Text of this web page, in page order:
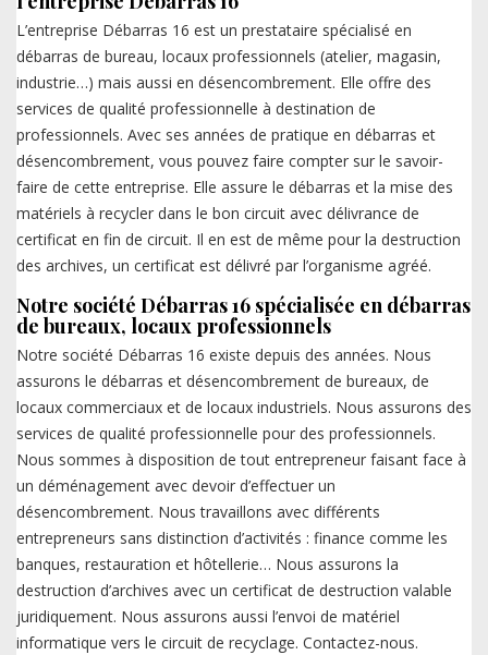
L’entreprise Débarras 16 est un prestataire spécialisé en
débarras de bureau, locaux professionnels (atelier, magasin,
industrie…) mais aussi en désencombrement. Elle offre des
services de qualité professionnelle à destination de
professionnels. Avec ses années de pratique en débarras et
désencombrement, vous pouvez faire compter sur le savoir-
faire de cette entreprise. Elle assure le débarras et la mise des
matériels à recycler dans le bon circuit avec délivrance de
certificat en fin de circuit. Il en est de même pour la destruction
des archives, un certificat est délivré par l’organisme agréé.
Notre société Débarras 16 spécialisée en débarras
de bureaux, locaux professionnels
Notre société Débarras 16 existe depuis des années. Nous
assurons le débarras et désencombrement de bureaux, de
locaux commerciaux et de locaux industriels. Nous assurons des
services de qualité professionnelle pour des professionnels.
Nous sommes à disposition de tout entrepreneur faisant face à
un déménagement avec devoir d’effectuer un
désencombrement. Nous travaillons avec différents
entrepreneurs sans distinction d’activités : finance comme les
banques, restauration et hôtellerie… Nous assurons la
destruction d’archives avec un certificat de destruction valable
juridiquement. Nous assurons aussi l’envoi de matériel
informatique vers le circuit de recyclage. Contactez-nous.